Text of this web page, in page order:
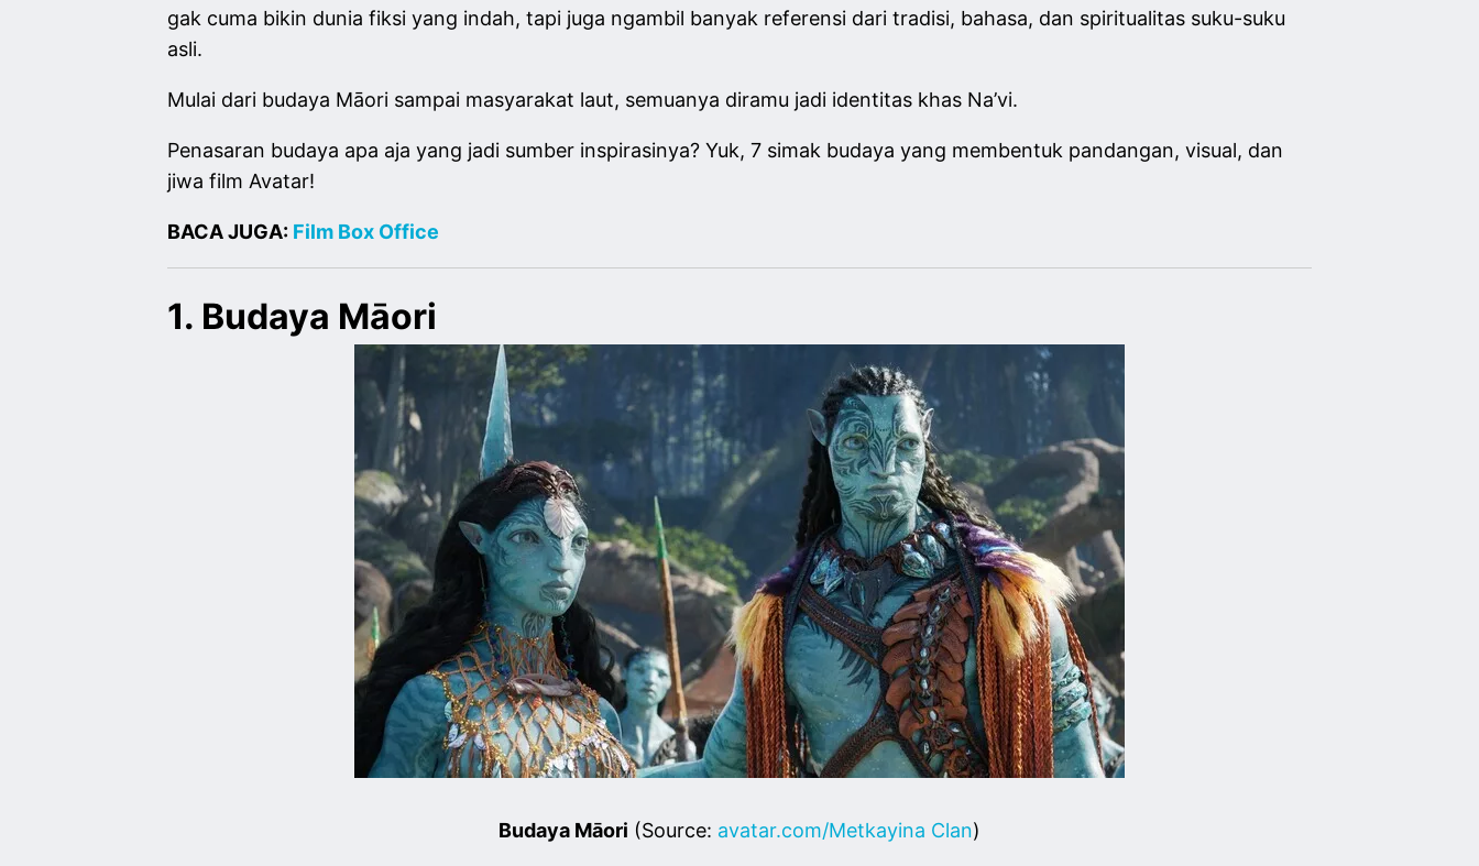
gak cuma bikin dunia fiksi yang indah, tapi juga ngambil banyak referensi dari tradisi, bahasa, dan spiritualitas suku-suku
asli.
Mulai dari budaya Māori sampai masyarakat laut, semuanya diramu jadi identitas khas Na’vi.
Penasaran budaya apa aja yang jadi sumber inspirasinya? Yuk, 7 simak budaya yang membentuk pandangan, visual, dan
jiwa film Avatar!
BACA JUGA: Film Box Office
1. Budaya Māori
Budaya Māori (Source: avatar.com/Metkayina Clan)